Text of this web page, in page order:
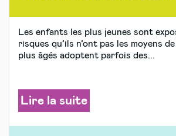
Les enfants les plus jeunes sont
risques qu’ils n’ont pas les moyens
plus âgés adoptent parfois des...
Lire la suite